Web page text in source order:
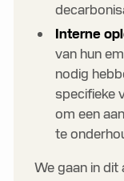
Interne
van hun
nodig
specifieke
om een
te
We gaan in dit